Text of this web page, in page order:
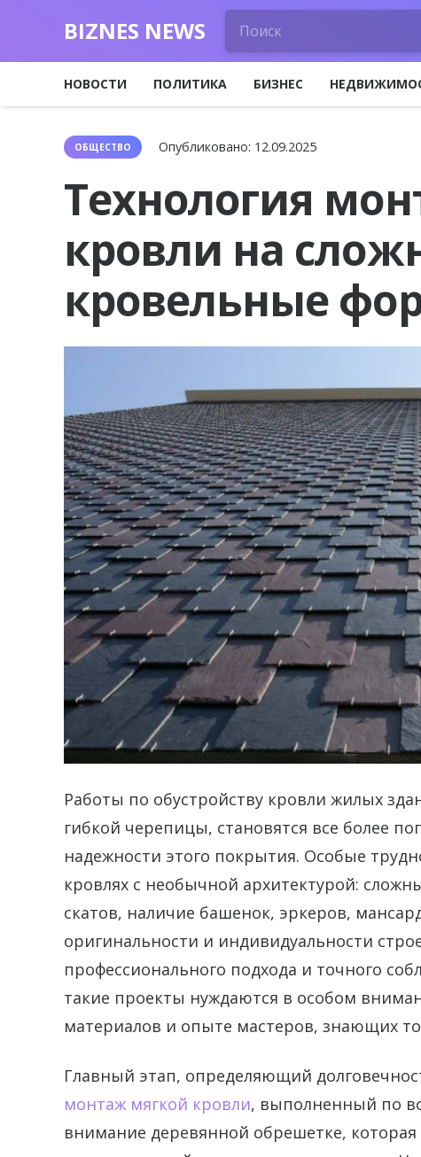
BIZNES NEWS
НОВОСТИ ПОЛИТИКА БИЗНЕС
ОБЩЕСТВО Опубликовано: 12.09.2025
Технология
кровли на
кровельные
Работы по обустройству кровли жилых
гибкой черепицы, становятся все более
надежности этого покрытия. Особые
кровлях с необычной архитектурой:
скатов, наличие башенок, эркеров,
оригинальности и индивидуальности
профессионального подхода и точного
такие проекты нуждаются в особом
материалов и опыте мастеров, знающих
Главный этап, определяющий
монтаж мягкой кровли, выполненный по
внимание деревянной обрешетке,